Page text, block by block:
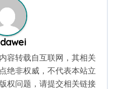
dawei
容转载自互联网，其相关
绝非权威，不代表本站立
权问题，请提交相关链接